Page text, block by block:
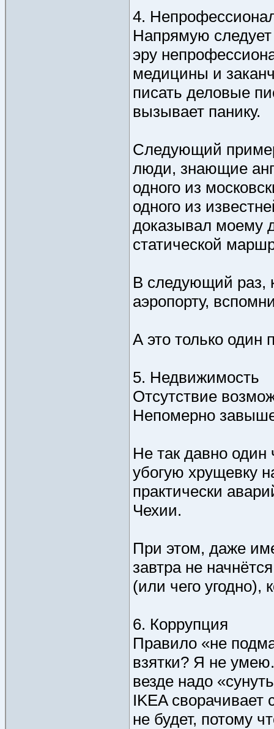
4.
Напрямую
эру
медицины и
писать деловые
вызывает панику.
Следующий
люди, знающие
одного из
одного из
доказывал моему
статической
В следующий раз,
аэропорту,
А это только один
5. Недвижимость
Отсутствие
Непомерно
Не так давно один
убогую хрущевку
практически
Чехии.
При этом, даже
завтра не
(или чего угодно),
6. Коррупция
Правило «не
взятки? Я не
везде надо
IKEA
не будет, потому